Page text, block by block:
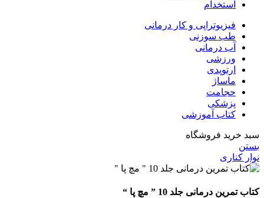
استخدام
فیزیوتراپی و کار درمانی
طب سوزنی
آب درمانی
ورزشی
ارتوپدی
ماساژ
حجامت
پزشکی
کتاب آموزشی
سبد خرید فروشگاه
بستن
نوار کناری
کتاب تمرین درمانی جلد 10 ” مچ پا “